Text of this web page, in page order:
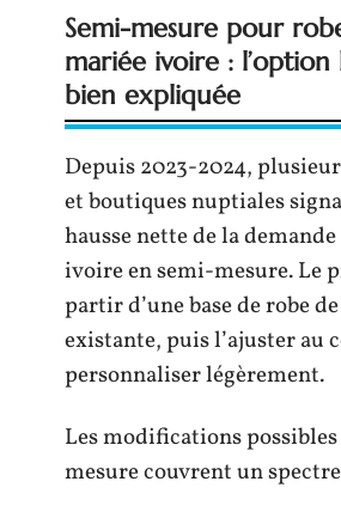
Semi-mesure pour
mariée ivoire : l’option
bien expliquée
Depuis 2023-2024,
et boutiques nuptiales
hausse nette de la
ivoire en semi-mesure. Le
partir d’une base de robe
existante, puis l’ajuster au
personnaliser légèrement.
Les modifications
mesure couvrent un